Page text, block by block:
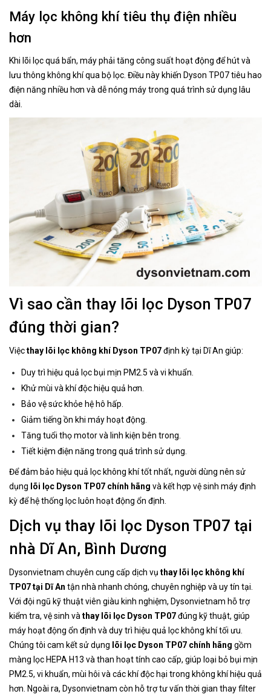
Máy lọc không khí tiêu thụ điện nhiều
hơn
Khi lõi lọc quá bẩn, máy phải tăng công suất hoạt động để hút và
lưu thông không khí qua bộ lọc. Điều này khiến Dyson TP07 tiêu hao
điện năng nhiều hơn và dễ nóng máy trong quá trình sử dụng lâu
dài.
Vì sao cần thay lõi lọc Dyson TP07
đúng thời gian?
Việcthay lõi lọc không khí Dyson TP07định kỳ tại Dĩ An giúp:
Duy trì hiệu quả lọc bụi mịn PM2.5 và vi khuẩn.
Khử mùi và khí độc hiệu quả hơn.
Bảo vệ sức khỏe hệ hô hấp.
Giảm tiếng ồn khi máy hoạt động.
Tăng tuổi thọ motor và linh kiện bên trong.
Tiết kiệm điện năng trong quá trình sử dụng.
Để đảm bảo hiệu quả lọc không khí tốt nhất, người dùng nên sử
dụng lõi lọc Dyson TP07 chính hãng và kết hợp vệ sinh máy định
kỳ để hệ thống lọc luôn hoạt động ổn định.
Dịch vụ thay lõi lọc Dyson TP07 tại
nhà Dĩ An, Bình Dương
Dysonvietnam chuyên cung cấp dịch vụ thay lõi lọc không khí
TP07 tại Dĩ An tận nhà nhanh chóng, chuyên nghiệp và uy tín tại.
Với đội ngũ kỹ thuật viên giàu kinh nghiệm, Dysonvietnam hỗ trợ
kiểm tra, vệ sinh và thay lõi lọc Dyson TP07đúng kỹ thuật, giúp
máy hoạt động ổn định và duy trì hiệu quả lọc không khí tối ưu.
Chúng tôi cam kết sử dụng lõi lọc Dyson TP07 chính hãng gồm
màng lọc HEPA H13 và than hoạt tính cao cấp, giúp loại bỏ bụi mịn
PM2.5, vi khuẩn, mùi hôi và các khí độc hại trong không khí hiệu quả
hơn. Ngoài ra, Dysonvietnam còn hỗ trợ tư vấn thời gian thay filter